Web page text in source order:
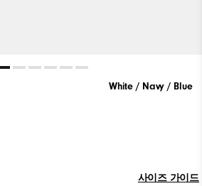
White / Navy / Blue
사이즈 가이드